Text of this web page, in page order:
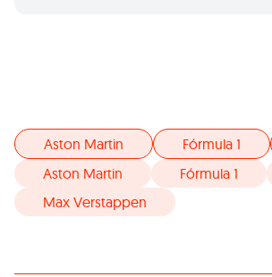
Aston Martin Fórmula 1
Aston Martin
Fórmula 1
Max Verstappen